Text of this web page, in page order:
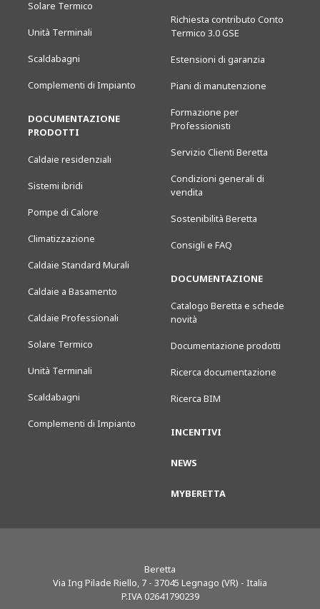
Solare Termico
Unità Terminali
Scaldabagni
Complementi di Impianto
DOCUMENTAZIONE
PRODOTTI
Caldaie residenziali
Sistemi ibridi
Pompe di Calore
Climatizzazione
Caldaie Standard Murali
Caldaie a Basamento
Caldaie Professionali
Solare Termico
Unità Terminali
Scaldabagni
Complementi di Impianto
Richiesta contributo Conto
Termico 3.0 GSE
Estensioni di garanzia
Piani di manutenzione
Formazione per
Professionisti
Servizio Clienti Beretta
Condizioni generali di
vendita
Sostenibilità Beretta
Consigli e FAQ
DOCUMENTAZIONE
Catalogo Beretta e schede
novità
Documentazione prodotti
Ricerca documentazione
Ricerca BIM
INCENTIVI
NEWS
MYBERETTA
Beretta
Via Ing Pilade Riello, 7 - 37045 Legnago (VR) - Italia
P.IVA 02641790239